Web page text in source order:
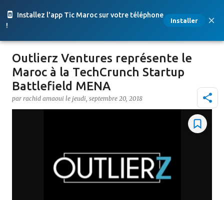
Installez l'app Tic Maroc sur votre téléphone
!
Installer
Accéder au contenu principal
Outlierz Ventures représente le
Maroc à la TechCrunch Startup
Battlefield MENA
par rachid amaoui le jeudi, septembre 20, 2018